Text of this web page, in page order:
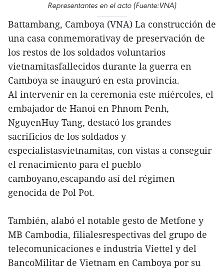
Representantes en el acto (Fuente:VNA)
Battambang, Camboya (VNA) La construcción de
una casa conmemorativay de preservación de
los restos de los soldados voluntarios
vietnamitasfallecidos durante la guerra en
Camboya se inauguró en esta provincia.
Al intervenir en la ceremonia este miércoles, el
embajador de Hanoi en Phnom Penh,
NguyenHuy Tang, destacó los grandes
sacrificios de los soldados y
especialistasvietnamitas, con vistas a conseguir
el renacimiento para el pueblo
camboyano,escapando así del régimen
genocida de Pol Pot.
También, alabó el notable gesto de Metfone y
MB Cambodia, filialesrespectivas del grupo de
telecomunicaciones e industria Viettel y del
BancoMilitar de Vietnam en Camboya por su